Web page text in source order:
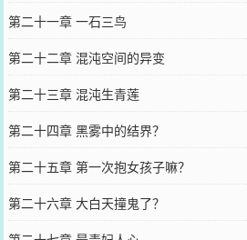
第二十一章 一石三鸟
第二十二章 混沌空间的异变
第二十三章 混沌生青莲
第二十四章 黑雾中的结界？
第二十五章 第一次抱女孩子嘛？
第二十六章 大白天撞鬼了？